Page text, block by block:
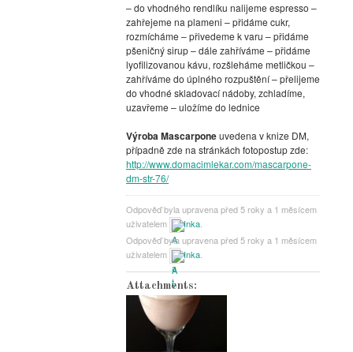
– do vhodného rendlíku nalijeme espresso –
zahřejeme na plameni – přidáme cukr,
rozmícháme – přivedeme k varu – přidáme
pšeničný sirup – dále zahříváme – přidáme
lyofilizovanou kávu, rozšleháme metličkou –
zahříváme do úplného rozpuštění – přelijeme
do vhodné skladovací nádoby, zchladíme,
uzavřeme – uložíme do lednice
Výroba Mascarponeuvedena v knize DM,
případně zde na stránkách fotopostup zde:
http://www.domacimlekar.com/mascarpone-
dm-str-76/
Odpověď byla upravena před 5 roky a 1 měsícem
uživatelem
Inka
Odpověď byla upravena před 5 roky a 1 měsícem
uživatelem
Inka
Attachments: